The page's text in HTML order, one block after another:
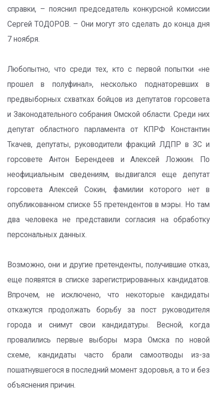
справки, – пояснил председатель конкурсной комиссии
Сергей ТОДОРОВ. – Они могут это сделать до конца дня
7 ноября.
Любопытно, что среди тех, кто с первой попытки «не
прошел в полуфинал», несколько поднаторевших в
предвыборных схватках бойцов из депутатов горсовета
и Законодательного собрания Омской области. Среди них
депутат областного парламента от КПРФ Константин
Ткачев, депутаты, руководители фракций ЛДПР в ЗС и
горсовете Антон Берендеев и Алексей Ложкин. По
неофициальным сведениям, выдвигался еще депутат
горсовета Алексей Сокин, фамилии которого нет в
опубликованном списке 55 претендентов в мэры. Но там
два человека не представили согласия на обработку
персональных данных.
Возможно, они и другие претенденты, получившие отказ,
еще появятся в списке зарегистрированных кандидатов.
Впрочем, не исключено, что некоторые кандидаты
откажутся продолжать борьбу за пост руководителя
города и снимут свои кандидатуры. Весной, когда
провалились первые выборы мэра Омска по новой
схеме, кандидаты часто брали самоотводы из-за
пошатнувшегося в последний момент здоровья, а то и без
объяснения причин.